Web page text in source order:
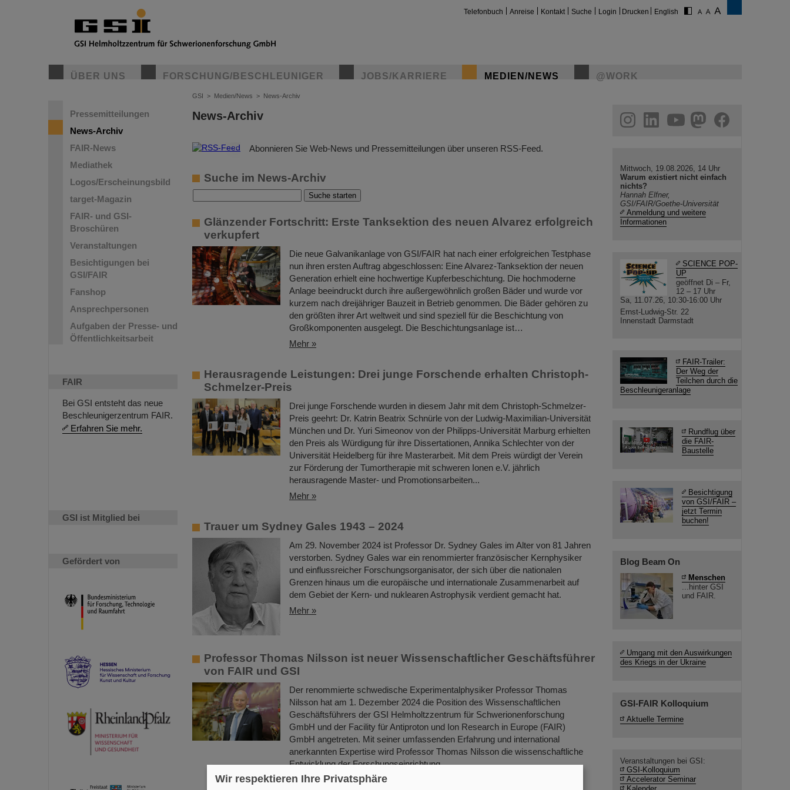
Telefonbuch Anreise Kontakt Suche Login Drucken English
ÜBER UNS FORSCHUNG/BESCHLEUNIGER JOBS/KARRIERE MEDIEN/NEWS @WORK
Pressemitteilungen
News-Archiv
FAIR-News
Mediathek
Logos/Erscheinungsbild
target-Magazin
FAIR- und GSI-
Broschüren
Veranstaltungen
Besichtigungen bei
GSI/FAIR
Fanshop
Ansprechpersonen
Aufgaben der Presse- und
Öffentlichkeitsarbeit
FAIR
Bei GSI entsteht das neue
Beschleunigerzentrum FAIR.
Erfahren Sie mehr.
GSI ist Mitglied bei
Gefördert von
GSI > Medien/News > News-Archiv
News-Archiv
© Abonnieren Sie Web-News und Pressemitteilungen über unseren RSS-Feed.
Suche im News-Archiv
Glänzender Fortschritt: Erste Tanksektion des neuen Alvarez erfolgreich
verkupfert
Die neue Galvanikanlage von GSI/FAIR hat nach einer erfolgreichen Testphase
nun ihren ersten Auftrag abgeschlossen: Eine Alvarez-Tanksektion der neuen
Generation erhielt eine hochwertige Kupferbeschichtung. Die hochmoderne
Anlage beeindruckt durch ihre außergewöhnlich großen Bäder und wurde vor
kurzem nach dreijähriger Bauzeit in Betrieb genommen. Die Bäder gehören zu
den größten ihrer Art weltweit und sind speziell für die Beschichtung von
Großkomponenten ausgelegt. Die Beschichtungsanlage ist…
Mehr »
Herausragende Leistungen: Drei junge Forschende erhalten Christoph-
Schmelzer-Preis
Drei junge Forschende wurden in diesem Jahr mit dem Christoph-Schmelzer-
Preis geehrt: Dr. Katrin Beatrix Schnürle von der Ludwig-Maximilian-Universität
München und Dr. Yuri Simeonov von der Philipps-Universität Marburg erhielten
den Preis als Würdigung für ihre Dissertationen, Annika Schlechter von der
Universität Heidelberg für ihre Masterarbeit. Mit dem Preis würdigt der Verein
zur Förderung der Tumortherapie mit schweren Ionen e.V. jährlich
herausragende Master- und Promotionsarbeiten...
Mehr »
Trauer um Sydney Gales 1943 – 2024
Am 29. November 2024 ist Professor Dr. Sydney Gales im Alter von 81 Jahren
verstorben. Sydney Gales war ein renommierter französischer Kernphysiker
und einflussreicher Forschungsorganisator, der sich über die nationalen
Grenzen hinaus um die europäische und internationale Zusammenarbeit auf
dem Gebiet der Kern- und nuklearen Astrophysik verdient gemacht hat.
Mehr »
Professor Thomas Nilsson ist neuer Wissenschaftlicher Geschäftsführer
von FAIR und GSI
Der renommierte schwedische Experimentalphysiker Professor Thomas
Nilsson hat am 1. Dezember 2024 die Position des Wissenschaftlichen
Geschäftsführers der GSI Helmholtzzentrum für Schwerionenforschung
GmbH und der Facility für Antiproton und Ion Research in Europe (FAIR)
GmbH angetreten. Mit seiner umfassenden Erfahrung und international
anerkannten Expertise wird Professor Thomas Nilsson die wissenschaftliche
Entwicklung der Forschungseinrichtung ...
Mehr »
helmholtz.social
facebook
Mittwoch, 19.08.2026, 14 Uhr
Warum existiert nicht einfach
nichts?
Hannah Elfner,
GSI/FAIR/Goethe-Universität
Anmeldung und weitere
Informationen
SCIENCE POP-
UP
geöffnet Di – Fr,
12 – 17 Uhr
Sa, 11.07.26, 10:30-16:00 Uhr
Ernst-Ludwig-Str. 22
Innenstadt Darmstadt
FAIR-Trailer:
Der Weg der
Teilchen durch die
Beschleunigeranlage
Rundflug über
die FAIR-
Baustelle
Besichtigung
von GSI/FAIR –
jetzt Termin
buchen!
Blog Beam On
Menschen
...hinter GSI
und FAIR.
Umgang mit den Auswirkungen
des Kriegs in der Ukraine
GSI-FAIR Kolloquium
Aktuelle Termine
Veranstaltungen bei GSI:
GSI-Kolloquium
Accelerator Seminar
Wir respektieren Ihre Privatsphäre